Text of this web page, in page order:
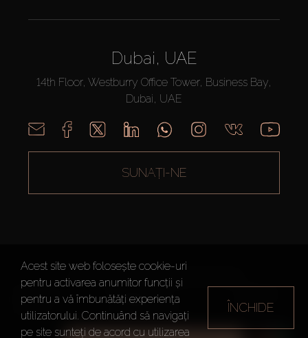
Dubai, UAE
14th Floor, Westburry Office Tower, Business Bay,
Dubai, UAE
SUNAȚI-NE
AX CAPITAL ©2026 Toate drepturile rezervate
Termeni de
utilizare
Politica de
Confidențialitate
ului
Acest site web folosește cookie-uri
pentru activarea anumitor funcții și
pentru a vă îmbunătăți experiența
utilizatorului. Continuând să navigați
pe site sunteți de acord cu utilizarea
ÎNCHIDE